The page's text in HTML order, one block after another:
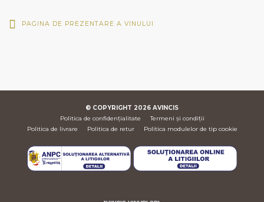
PAGINA DE PREZENTARE A VINULUI
© COPYRIGHT 2026 AVINCIS
Politica de confidențialitate
Termeni și condiții
Politica de livrare
Politica de retur Politica modulelor de tip cookie